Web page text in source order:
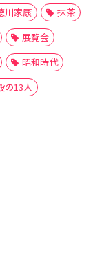
川家康
抹茶
展覧会
昭和時代
の13人